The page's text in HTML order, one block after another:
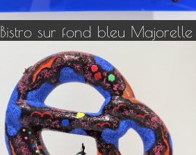
Bistro sur fond bleu Majorelle